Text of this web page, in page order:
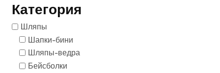
Категория
Шляпы
Шапки-бини
Шляпы-ведра
Бейсболки